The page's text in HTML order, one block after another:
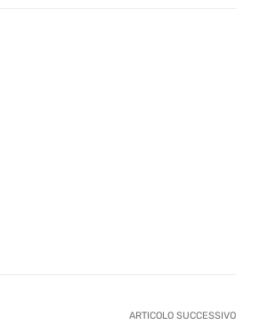
ARTICOLO SUCCESSIVO